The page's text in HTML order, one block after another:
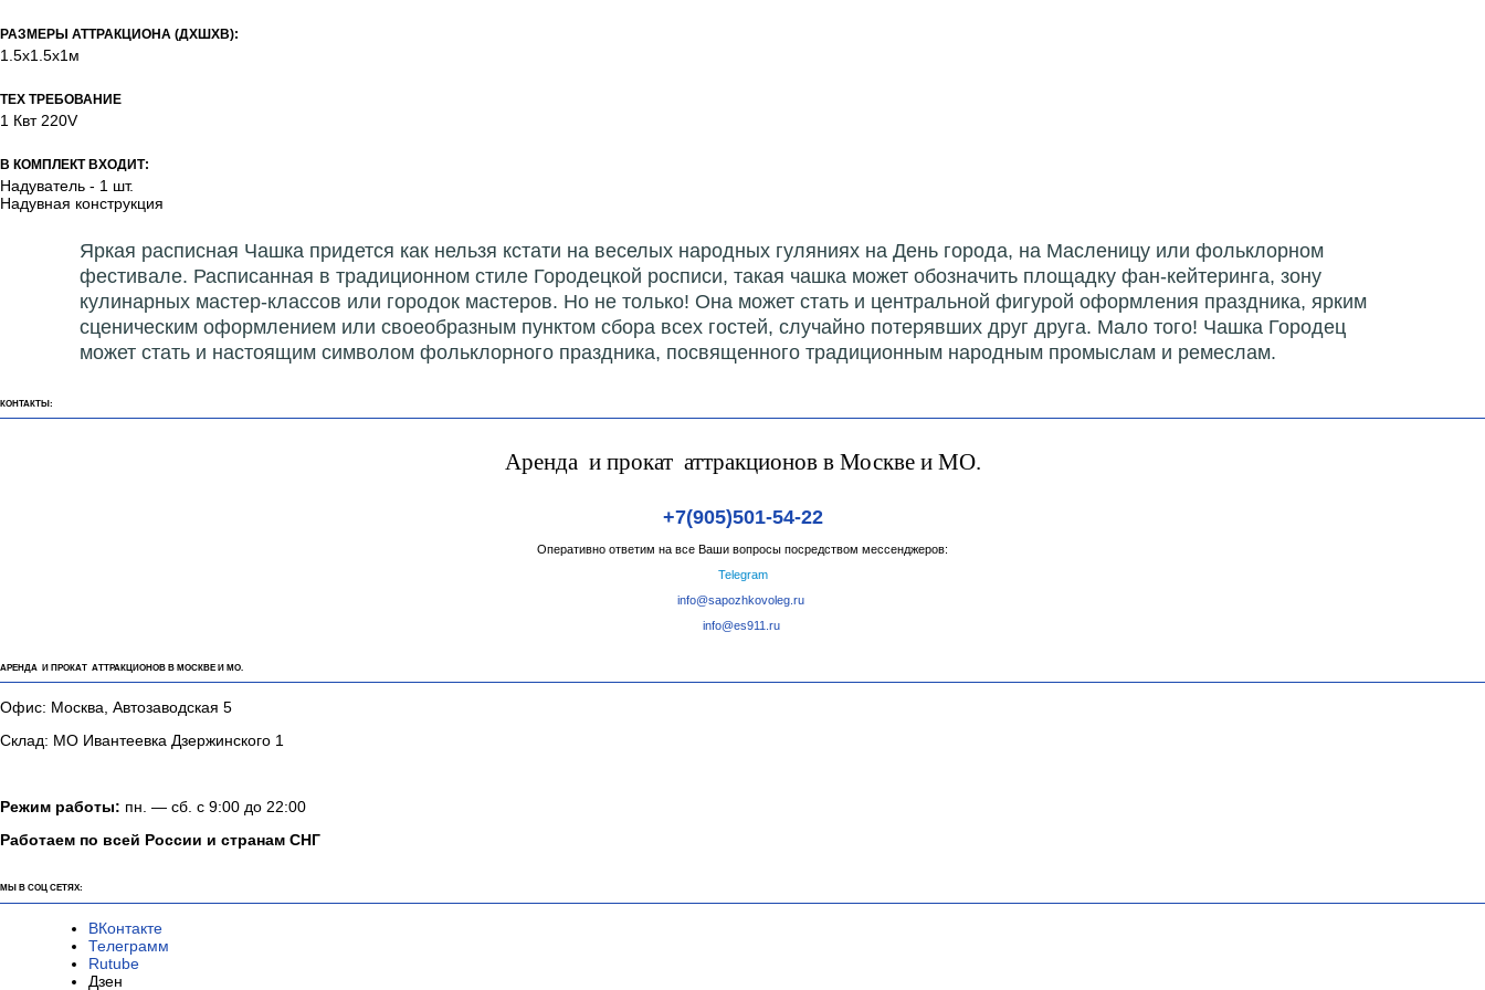
РАЗМЕРЫ АТТРАКЦИОНА (ДХШХВ):
1.5х1.5х1м
ТЕХ ТРЕБОВАНИЕ
1 Квт 220V
В КОМПЛЕКТ ВХОДИТ:
Надуватель - 1 шт.
Надувная конструкция
Яркая расписная Чашка придется как нельзя кстати на веселых народных гуляниях на День города, на Масленицу или фольклорном
фестивале. Расписанная в традиционном стиле Городецкой росписи, такая чашка может обозначить площадку фан-кейтеринга, зону
кулинарных мастер-классов или городок мастеров. Но не только! Она может стать и центральной фигурой оформления праздника, ярким
сценическим оформлением или своеобразным пунктом сбора всех гостей, случайно потерявших друг друга. Мало того! Чашка Городец
может стать и настоящим символом фольклорного праздника, посвященного традиционным народным промыслам и ремеслам.
КОНТАКТЫ:
Аренда и прокат аттракционов в Москве и МО.
+7(905)501-54-22
Оперативно ответим на все Ваши вопросы посредством мессенджеров:
Telegram
info@sapozhkovoleg.ru
info@es911.ru
АРЕНДА И ПРОКАТ АТТРАКЦИОНОВ В МОСКВЕ И МО.
Офис: Москва, Автозаводская 5
Склад: МО Ивантеевка Дзержинского 1
Режим работы: пн. — сб. с 9:00 до 22:00
Работаем по всей России и странам СНГ
МЫ В СОЦ СЕТЯХ:
ВКонтакте
Телеграмм
Rutube
Дзен